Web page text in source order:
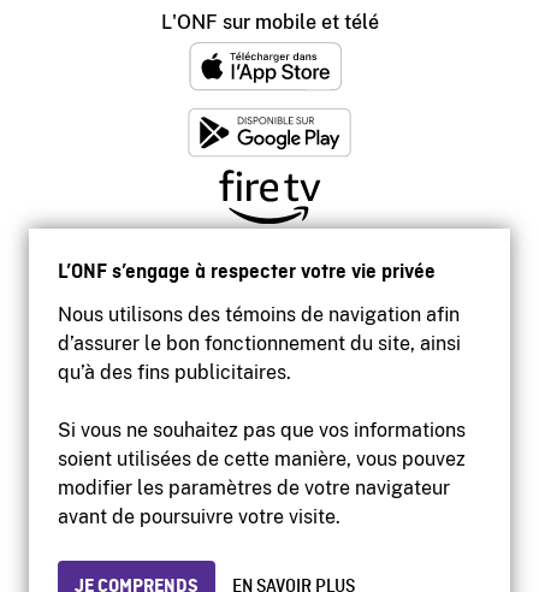
L’ONF s’engage à respecter votre vie privée
Nous utilisons des témoins de navigation afin
d’assurer le bon fonctionnement du site, ainsi
qu’à des fins publicitaires.
Si vous ne souhaitez pas que vos informations
soient utilisées de cette manière, vous pouvez
modifier les paramètres de votre navigateur
avant de poursuivre votre visite.
JE COMPRENDS EN SAVOIR PLUS
L'ONF sur mobile et télé
Accessibilité
Site institutionnel
Protection des renseignements personnels